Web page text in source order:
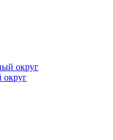
округ
округ